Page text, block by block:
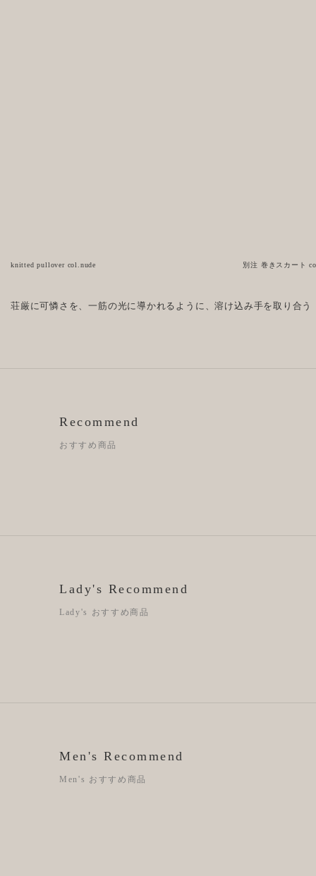
knitted pullover col.nude 別注 巻きスカート
荘厳に可憐さを、一筋の光に導かれるように、溶け込み手を取り合う
Recommend
おすすめ商品
Lady's Recommend
Lady's おすすめ商品
Men's Recommend
Men's おすすめ商品